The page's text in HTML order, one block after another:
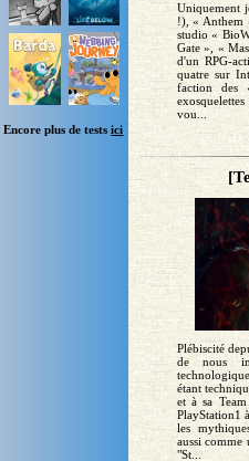
Encore plus de testsici
Uniquement
!), « Anthem
studio «
Gate », «
d'un RPG-
quatre sur
faction des
vou...
Plébiscité
de nous
étant
et à sa
PlayStation1
les
aussi comme
"St...